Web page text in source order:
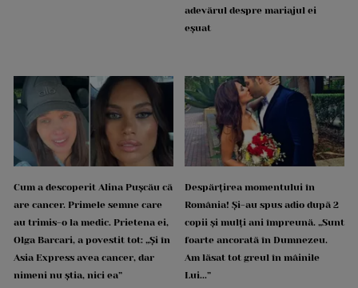
adevărul despre mariajul ei
eșuat
Cum a descoperit Alina Pușcău că
are cancer. Primele semne care
au trimis-o la medic. Prietena ei,
Olga Barcari, a povestit tot: „Și în
Asia Express avea cancer, dar
nimeni nu știa, nici ea”
Despărțirea momentului în
România! Și-au spus adio după 2
copii și mulți ani împreună. „Sunt
foarte ancorată în Dumnezeu.
Am lăsat tot greul în mâinile
Lui...”